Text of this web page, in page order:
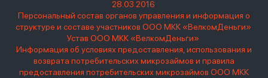
28.03.2016
Персональный состав органов управления и информация о
структуре и составе участников ООО МКК «ВелкомДеньги»
Устав ООО МКК «ВелкомДеньги»
Информация об условиях предоставления, использования и
возврата потребительских микрозаймов и правила
предоставления потребительских микрозаймов ООО МКК